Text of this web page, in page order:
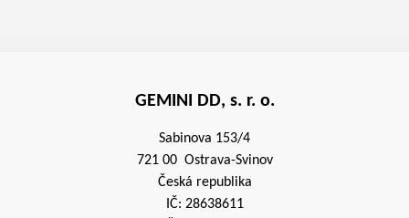
GEMINI DD, s. r. o.
Sabinova 153/4
721 00 Ostrava-Svinov
Česká republika
IČ: 28638611